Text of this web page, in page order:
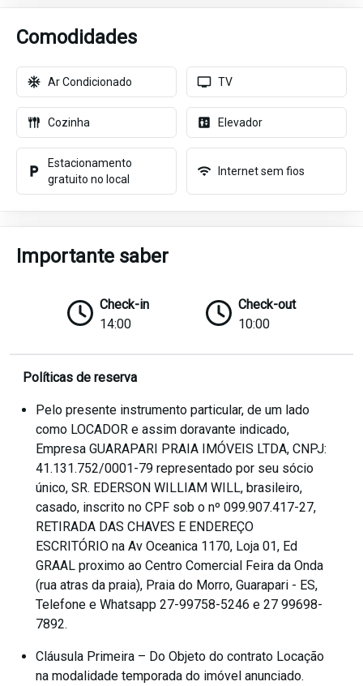
Comodidades
Ar Condicionado TV
Cozinha Elevador
Estacionamento
gratuito no local
Internet sem fios
Importante saber
Check-in
14:00
Check-out
10:00
Políticas de reserva
Pelo presente instrumento particular, de um lado
como LOCADOR e assim doravante indicado,
Empresa GUARAPARI PRAIA IMÓVEIS LTDA, CNPJ:
41.131.752/0001-79 representado por seu sócio
único, SR. EDERSON WILLIAM WILL, brasileiro,
casado, inscrito no CPF sob o nº 099.907.417-27,
RETIRADA DAS CHAVES E ENDEREÇO
ESCRITÓRIO na Av Oceanica 1170, Loja 01, Ed
GRAAL proximo ao Centro Comercial Feira da Onda
(rua atras da praia), Praia do Morro, Guarapari - ES,
Telefone e Whatsapp 27-99758-5246 e 27 99698-
7892.
Cláusula Primeira – Do Objeto do contrato Locação
na modalidade temporada do imóvel anunciado.